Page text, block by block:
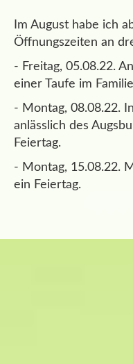
Im August habe ich
Öffnungszeiten an
- Freitag, 05.08.22.
einer Taufe im
- Montag, 08.08.22.
anlässlich des
Feiertag.
- Montag, 15.08.22.
ein Feiertag.